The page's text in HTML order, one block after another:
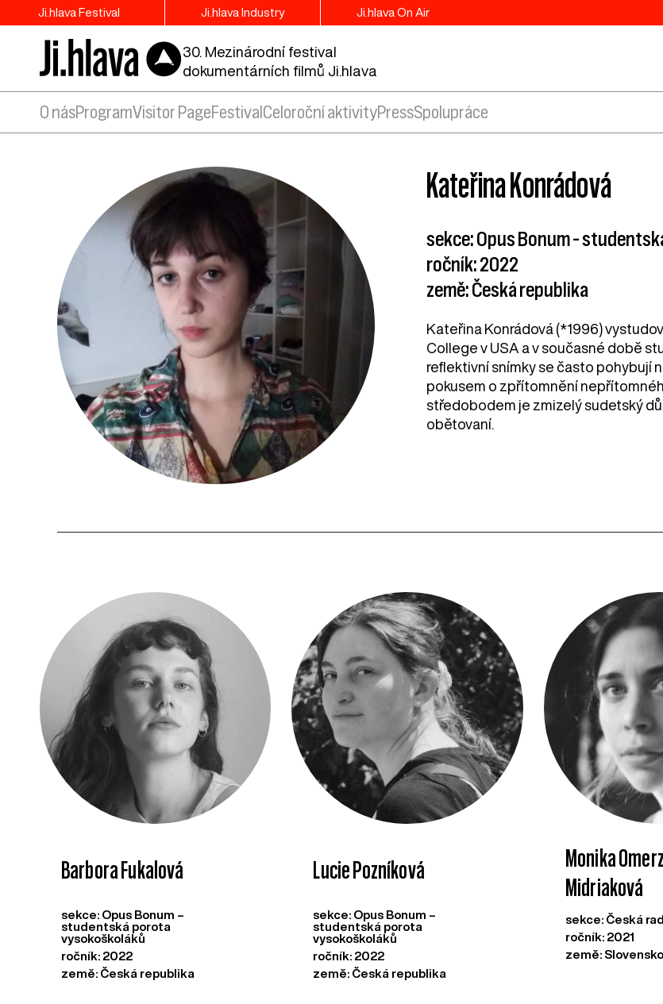
Ji.hlava Festival Ji.hlava Industry Ji.hlava On Air
30. Mezinárodní festival
dokumentárních filmů Ji.hlava
O násProgramVisitor PageFestival Celoroční aktivityPressSpolupráce
Kateřina Konrádová
sekce: Opus Bonum –
ročník: 2022
země: Česká republika
Kateřina Konrádová (*1996)
College v USA a v současné době
reflektivní snímky se často pohybují
pokusem o zpřítomnění
středobodem je zmizelý sudetský
obětovaní.
Barbora Fukalová
sekce: Opus Bonum –
studentská porota
vysokoškoláků
ročník: 2022
země: Česká republika
Lucie Pozníková
sekce: Opus Bonum –
studentská porota
vysokoškoláků
ročník: 2022
země: Česká republika
Monika
Midriaková
sekce: Česká
ročník: 2021
země: Slovensko